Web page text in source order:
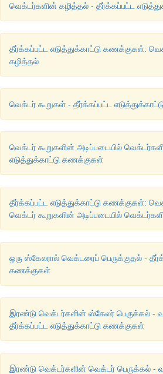
வெக்டர்களின் கழித்தல் - தீர்க்கப்பட்ட
தீர்க்கப்பட்ட எடுத்துக்காட்டு கணக்குகள்:
கழித்தல்
வெக்டர் கூறுகள் - தீர்க்கப்பட்ட
வெக்டர் கூறுகளின் அடிப்படையில்
எடுத்துக்காட்டு கணக்குகள்
தீர்க்கப்பட்ட எடுத்துக்காட்டு கணக்குகள்:
வெக்டர் கூறுகளின் அடிப்படையில்
ஒரு ஸ்கேலரால் வெக்டரைப் பெருக்குதல் -
கணக்குகள்
இரண்டு வெக்டர்களின் ஸ்கேலர் பெருக்கல் -
தீர்க்கப்பட்ட எடுத்துக்காட்டு கணக்குகள்
இரண்டு வெக்டர்களின் வெக்டர் பெருக்கல் -